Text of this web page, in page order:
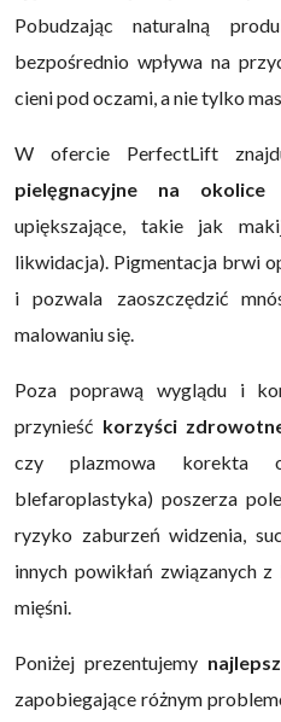
Pobudzając naturalną
bezpośrednio wpływa na
cieni pod oczami, a nie tylko
W ofercie PerfectLift
pielęgnacyjne na okolice
upiększające, takie jak
likwidacja). Pigmentacja brwi
i pozwala zaoszczędzić
malowaniu się.
Poza poprawą wyglądu i
przynieść korzyści
czy plazmowa korekta
blefaroplastyka) poszerza
ryzyko zaburzeń widzenia,
innych powikłań związanych
mięśni.
Poniżej prezentujemy
zapobiegające różnym